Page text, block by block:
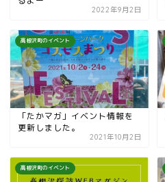
2022年9月2日
高根沢町のイベント
「たかマガ」イベント情報を
更新しました。
2021年10月2日
高根沢町のイベント